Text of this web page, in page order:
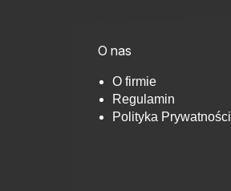
O nas
O firmie
Regulamin
Polityka Prywatności